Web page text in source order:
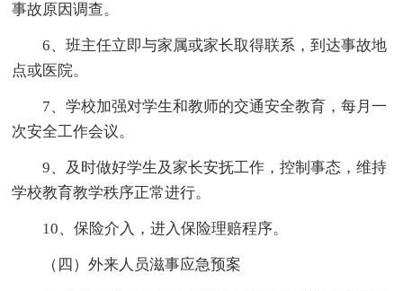
事故原因调查。
6、班主任立即与家属或家长取得联系，到达事故地
点或医院。
7、学校加强对学生和教师的交通安全教育，每月一
次安全工作会议。
9、及时做好学生及家长安抚工作，控制事态，维持
学校教育教学秩序正常进行。
10、保险介入，进入保险理赔程序。
（四）外来人员滋事应急预案